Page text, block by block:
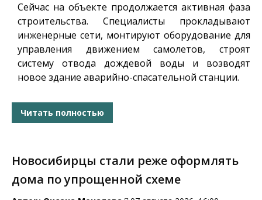
Сейчас на объекте продолжается активная фаза
строительства. Специалисты прокладывают
инженерные сети, монтируют оборудование для
управления движением самолетов, строят
систему отвода дождевой воды и возводят
новое здание аварийно-спасательной станции.
Читать полностью
Новосибирцы стали реже оформлять
дома по упрощенной схеме